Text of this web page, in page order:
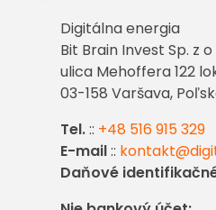
Digitálna energia
Bit Brain Invest Sp. z o
ulica Mehoffera 122
03-158 Varšava,
Tel.:: +48 516 915 329
E-mail::
Daňové